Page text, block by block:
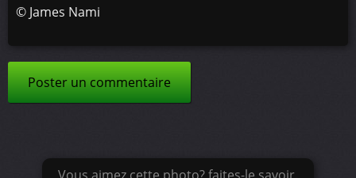
© James Nami
Poster un commentaire
Vous aimez cette photo? faites-le savoir.